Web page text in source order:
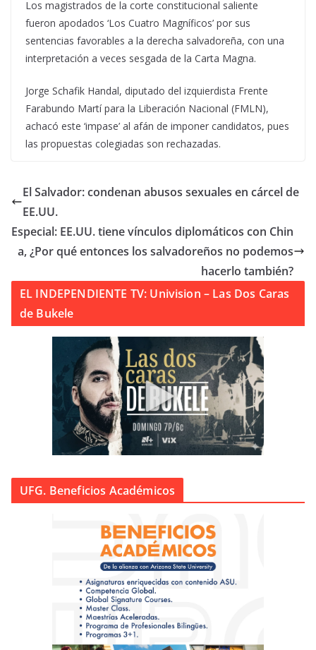
Los magistrados de la corte constitucional saliente
fueron apodados ‘Los Cuatro Magníficos’ por sus
sentencias favorables a la derecha salvadoreña, con una
interpretación a veces sesgada de la Carta Magna.
Jorge Schafik Handal, diputado del izquierdista Frente
Farabundo Martí para la Liberación Nacional (FMLN),
achacó este ‘impase’ al afán de imponer candidatos, pues
las propuestas colegiadas son rechazadas.
El Salvador: condenan abusos sexuales en cárcel de
EE.UU.
Especial: EE.UU. tiene vínculos diplomáticos con Chin
a, ¿Por qué entonces los salvadoreños no podemos
hacerlo también?
EL INDEPENDIENTE TV: Univision – Las Dos Caras
de Bukele
UFG. Beneficios Académicos